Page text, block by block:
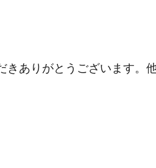
ありがとうございます。